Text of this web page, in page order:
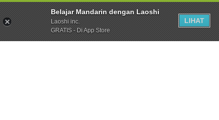
Belajar Mandarin dengan Laoshi
Laoshi inc.
GRATIS - Di App Store
LIHAT